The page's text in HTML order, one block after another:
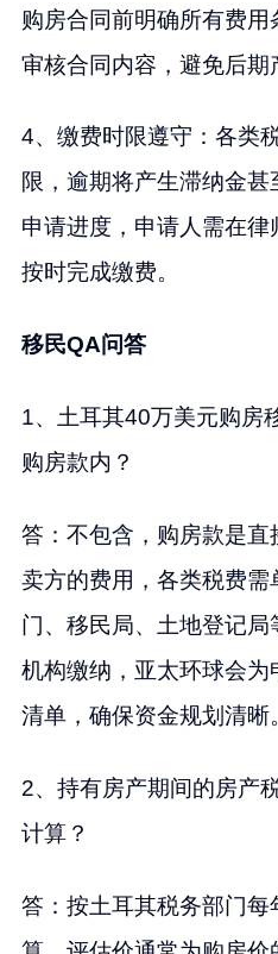
购房合同前明确所有费
审核合同内容，避免后期
4、缴费时限遵守：各类
限，逾期将产生滞纳金
申请进度，申请人需在
按时完成缴费。
移民QA问答
1、土耳其40万美元购房
购房款内？
答：不包含，购房款是
卖方的费用，各类税费需
门、移民局、土地登记
机构缴纳，亚太环球会为
清单，确保资金规划清晰
2、持有房产期间的房产
计算？
答：按土耳其税务部门